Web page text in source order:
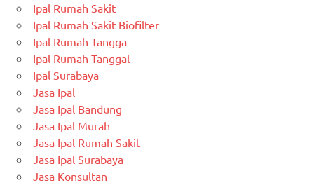
Ipal Rumah Sakit
Ipal Rumah Sakit Biofilter
Ipal Rumah Tangga
Ipal Rumah Tanggal
Ipal Surabaya
Jasa Ipal
Jasa Ipal Bandung
Jasa Ipal Murah
Jasa Ipal Rumah Sakit
Jasa Ipal Surabaya
Jasa Konsultan